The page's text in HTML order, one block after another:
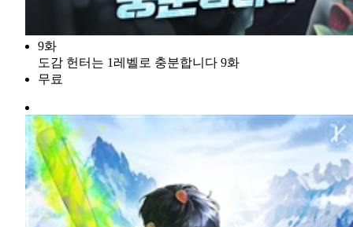
9화
도감 헌터는 1레벨로 충분합니다 9화
무료